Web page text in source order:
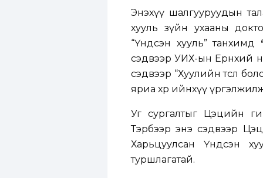
Энэхүү шалгууруудын
хууль зүйн ухааны
“Үндсэн хууль” танхимд
сэдвээр УИХ-ын Ерөнхий
сэдвээр “Хуулийн төсөл
яриа хөөрөө ийнхүү
Уг сургалтыг Цэцийн
Тэрбээр энэ сэдвээр
Харьцуулсан Үндсэн
туршлагатай.